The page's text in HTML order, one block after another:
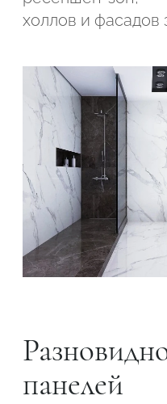
холлов и фасадов
панелей